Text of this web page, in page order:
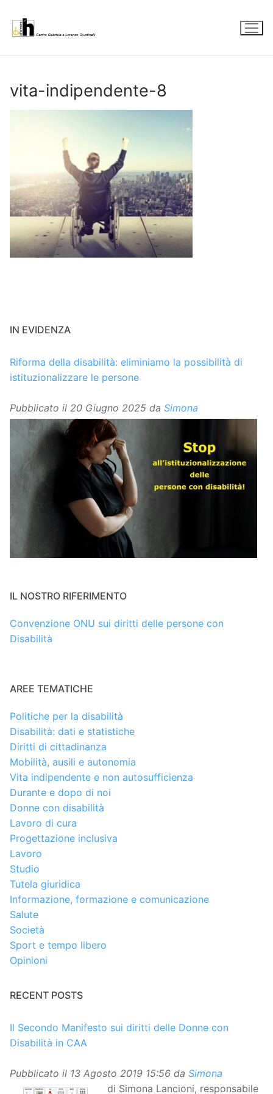
contenuto
vita-indipendente-8
IN EVIDENZA
Riforma della disabilità: eliminiamo la possibilità di
istituzionalizzare le persone
Pubblicato il 20 Giugno 2025 da Simona
IL NOSTRO RIFERIMENTO
Convenzione ONU sui diritti delle persone con
Disabilità
AREE TEMATICHE
Politiche per la disabilità
Disabilità: dati e statistiche
Diritti di cittadinanza
Mobilità, ausili e autonomia
Vita indipendente e non autosufficienza
Durante e dopo di noi
Donne con disabilità
Lavoro di cura
Progettazione inclusiva
Lavoro
Studio
Tutela giuridica
Informazione, formazione e comunicazione
Salute
Società
Sport e tempo libero
Opinioni
RECENT POSTS
Il Secondo Manifesto sui diritti delle Donne con
Disabilità in CAA
Pubblicato il 13 Agosto 2019 15:56 da Simona
di Simona Lancioni, responsabile